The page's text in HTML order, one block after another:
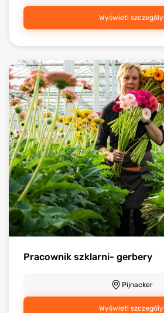
Wyświetl szczegóły
Pracownik szklarni- gerbery
Pijnacker
Wyświetl szczegóły